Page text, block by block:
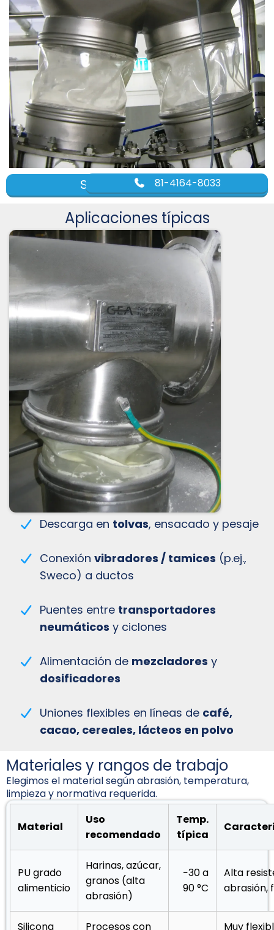
Solicitar cotización
81-4164-8033
Aplicaciones típicas
Descarga en tolvas, ensacado y pesaje
Conexión vibradores / tamices (p.ej.,
Sweco) a ductos
Puentes entre transportadores
neumáticos y ciclones
Alimentación de mezcladores y
dosificadores
Uniones flexibles en líneas de café,
cacao, cereales, lácteos en polvo
Materiales y rangos de trabajo
Elegimos el material según abrasión, temperatura,
limpieza y normativa requerida.
Material
Uso
recomendado
Temp.
típica
PU grado
alimenticio
Harinas, azúcar,
granos (alta
abrasión)
−30 a
90 °C
Alta
abrasión,
Silicona Procesos con Muy